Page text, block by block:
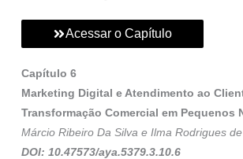
Acessar o Capítulo
Capítulo 6
Marketing Digital e Atendimento ao
Transformação Comercial em Pequenos
Márcio Ribeiro Da Silva e Ilma Rodrigues
DOI: 10.47573/aya.5379.3.10.6